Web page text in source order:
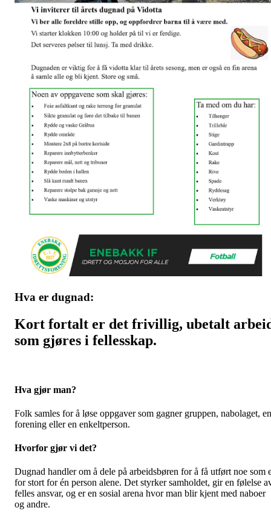
Hva er dugnad:
Kort fortalt er det frivillig, ubetalt
som gjøres i fellesskap.
Hva gjør man?
Folk samles for å løse oppgaver som gagner gruppen, nabolaget, en
forening eller en enkeltperson.
Hvorfor gjør vi det?
Dugnad handler om å dele på arbeidsbøren for å få utført noe som
for stort for én person alene. Det styrker samholdet, gir en følelse
felles ansvar, og er en sosial arena hvor man blir kjent med naboer
og andre.